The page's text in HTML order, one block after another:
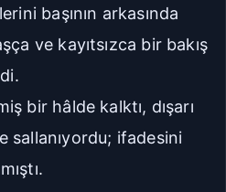
başının arkasında
ve kayıtsızca bir bakış
bir hâlde kalktı, dışarı
sallanıyordu; ifadesini